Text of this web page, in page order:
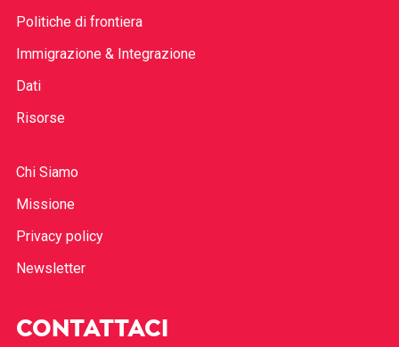
Politiche di frontiera
Immigrazione & Integrazione
Dati
Risorse
Chi Siamo
Missione
Privacy policy
Newsletter
CONTATTACI